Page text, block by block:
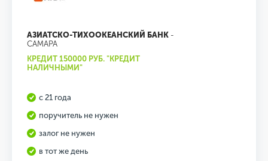
АЗИАТСКО-ТИХООКЕАНСКИЙ БАНК -
САМАРА
КРЕДИТ 150000 РУБ. "КРЕДИТ
НАЛИЧНЫМИ"
с 21 года
поручитель не нужен
залог не нужен
в тот же день